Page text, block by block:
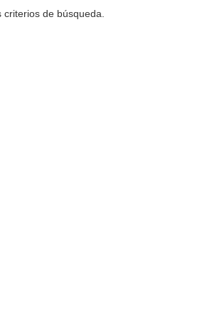
criterios de búsqueda.